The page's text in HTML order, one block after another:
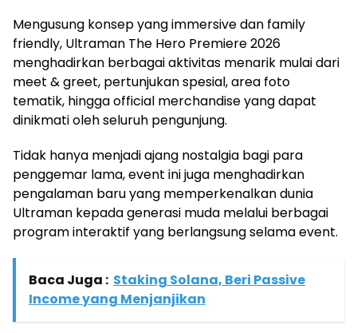
Mengusung konsep yang immersive dan family
friendly, Ultraman The Hero Premiere 2026
menghadirkan berbagai aktivitas menarik mulai dari
meet & greet, pertunjukan spesial, area foto
tematik, hingga official merchandise yang dapat
dinikmati oleh seluruh pengunjung.
Tidak hanya menjadi ajang nostalgia bagi para
penggemar lama, event ini juga menghadirkan
pengalaman baru yang memperkenalkan dunia
Ultraman kepada generasi muda melalui berbagai
program interaktif yang berlangsung selama event.
Baca Juga : Staking Solana, Beri Passive
Income yang Menjanjikan